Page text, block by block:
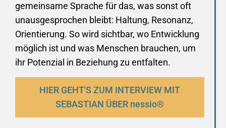
gemeinsame Sprache für das, was sonst oft
unausgesprochen bleibt: Haltung, Resonanz,
Orientierung. So wird sichtbar, wo Entwicklung
möglich ist und was Menschen brauchen, um
ihr Potenzial in Beziehung zu entfalten.
HIER GEHT'S ZUM INTERVIEW MIT
SEBASTIAN ÜBER nessio®